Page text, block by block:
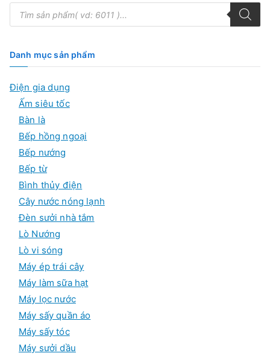
T
m
ế
m
s
n
Danh mục sản phẩm
Điện gia dụng
Ấm siêu tốc
Bàn là
Bếp hồng ngoại
Bếp nướng
Bếp từ
Bình thủy điện
Cây nước nóng lạnh
Đèn sưởi nhà tắm
Lò Nướng
Lò vi sóng
Máy ép trái cây
Máy làm sữa hạt
Máy lọc nước
Máy sấy quần áo
Máy sấy tóc
Máy sưởi dầu